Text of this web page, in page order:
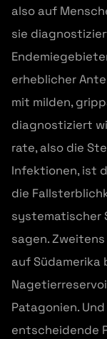
also auf
sie
erheblicher
mit milden,
diagnostiziert
rate, also die
Infektionen, ist
die
systematischer
sagen.
auf Südamerika
Patagonien.
entscheidende